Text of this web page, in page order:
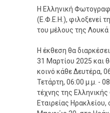
Η Ελληνική
(Ε.Φ.Ε.Η.), φιλοξενεί
του μέλους της Λουκά
Η έκθεση θα
31 Μαρτίου 2025 και
κοινό κάθε Δευτέρα,
Τετάρτη, 06:00 μ.μ. -
τέχνης της
Εταιρείας